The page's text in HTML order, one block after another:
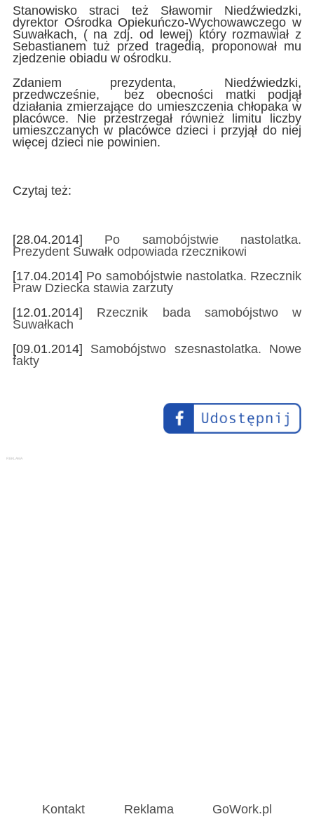
Stanowisko straci też Sławomir Niedźwiedzki,
dyrektor Ośrodka Opiekuńczo-Wychowawczego w
Suwałkach, ( na zdj. od lewej) który rozmawiał z
Sebastianem tuż przed tragedią, proponował mu
zjedzenie obiadu w ośrodku.
Zdaniem prezydenta, Niedźwiedzki,
przedwcześnie, bez obecności matki podjął
działania zmierzające do umieszczenia chłopaka w
placówce. Nie przestrzegał również limitu liczby
umieszczanych w placówce dzieci i przyjął do niej
więcej dzieci nie powinien.
Czytaj też:
[28.04.2014] Po samobójstwie nastolatka.
Prezydent Suwałk odpowiada rzecznikowi
[17.04.2014] Po samobójstwie nastolatka. Rzecznik
Praw Dziecka stawia zarzuty
[12.01.2014] Rzecznik bada samobójstwo w
Suwałkach
[09.01.2014] Samobójstwo szesnastolatka. Nowe
fakty
Kontakt Reklama GoWork.pl